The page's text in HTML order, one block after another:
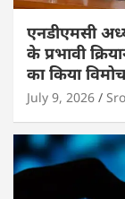
एनडीएमसी
के प्रभावी
का किया
July 9, 2026